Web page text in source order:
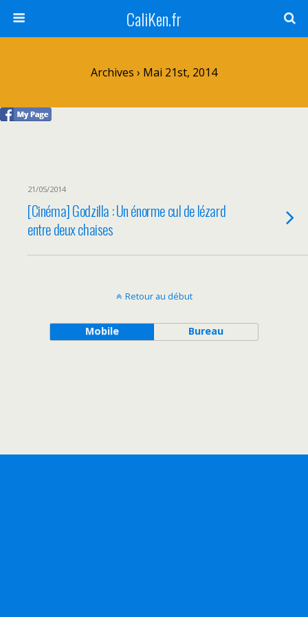
CaliKen.fr
Archives › Mai 21st, 2014
21/05/2014
[Cinéma] Godzilla : Un énorme cul de lézard
entre deux chaises
Retour au début
Mobile Bureau